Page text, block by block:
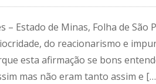
– Estado de Minas, Folha de São
do reacionarismo e
esta afirmação se bons
mas não eram tanto assim e